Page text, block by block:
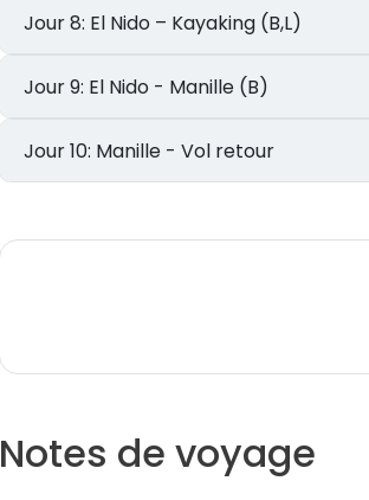
Jour 8: El Nido – Kayaking (B,L)
Jour 9: El Nido - Manille (B)
Jour 10: Manille - Vol retour
Notes de voyage